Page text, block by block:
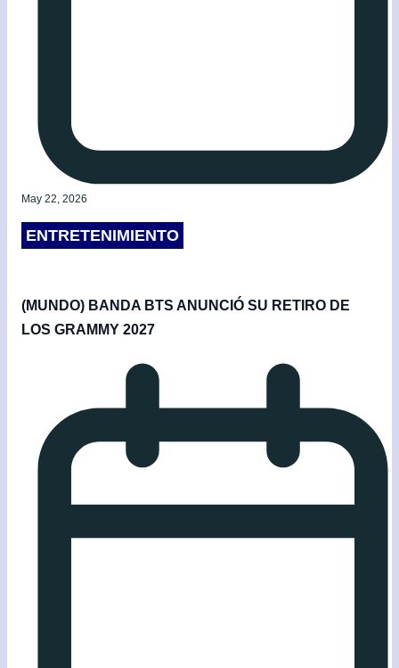
May 22, 2026
ENTRETENIMIENTO
(MUNDO) BANDA BTS ANUNCIÓ SU RETIRO DE
LOS GRAMMY 2027